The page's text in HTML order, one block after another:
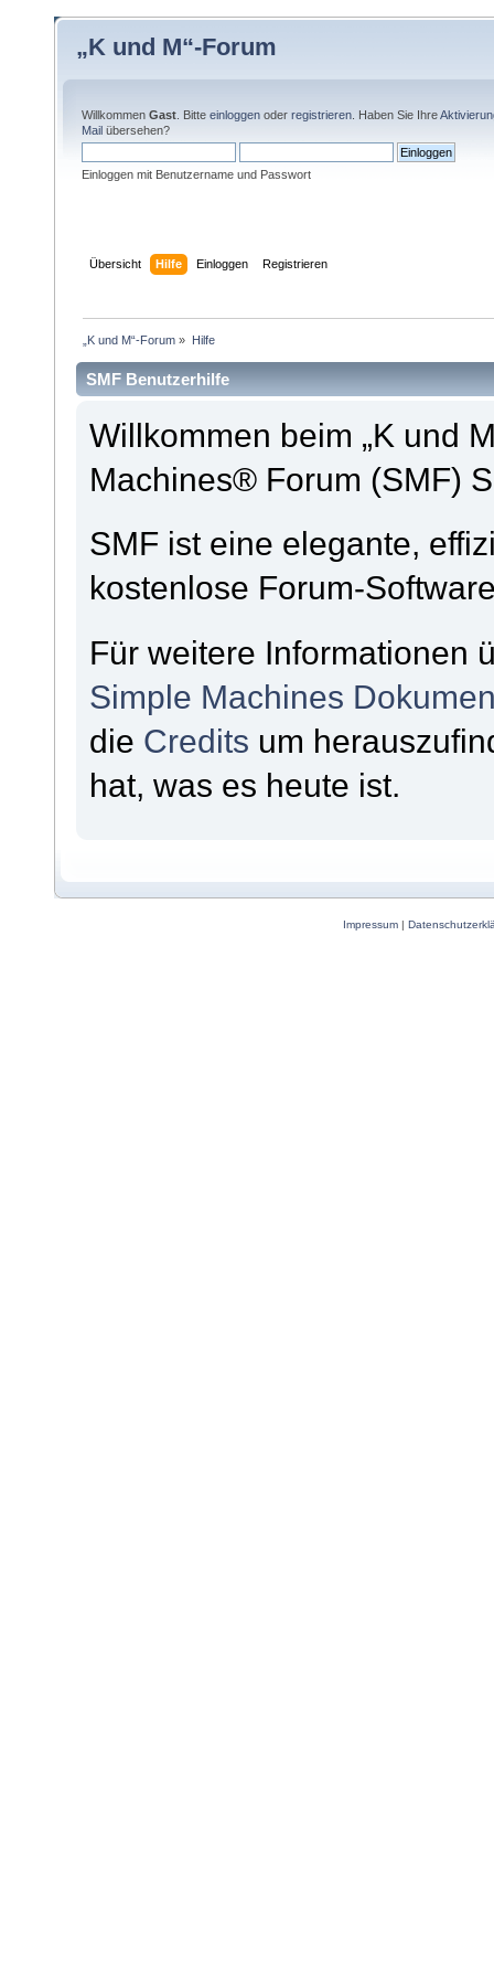
„K und M“-Forum
Willkommen Gast . Bitte einloggen oder registrieren . Haben Sie Ihre
Mail übersehen?
Einloggen mit Benutzername und Passwort
Übersicht Hilfe Einloggen Registrieren
„K und M“-Forum » Hilfe
SMF Benutzerhilfe
Willkommen beim „K und
Machines® Forum (SMF)
SMF ist eine elegante,
kostenlose Forum-
Für weitere Informationen
Simple Machines
die Credits um
hat, was es heute ist.
Impressum |